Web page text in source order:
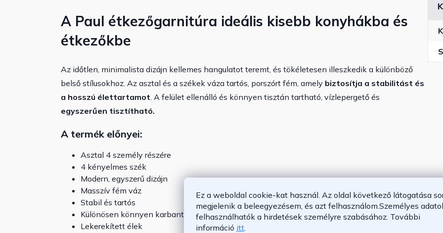
Ez a weboldal cookie-kat használ. Az oldal következő látogatása
megjelenik a beleegyezésem, és azt felhasználom.Személyes
felhasználhatók a hirdetések személyre szabásához. További
információ itt.
A Paul étkezőgarnitúra ideális kisebb konyhákba és
étkezőkbe
Az időtlen, minimalista dizájn kellemes hangulatot teremt, és tökéletesen illeszkedik a különböző
belső stílusokhoz. Az asztal és a székek váza tartós, porszórt fém, amely biztosítja a stabilitást és
a hosszú élettartamot. A felület ellenálló és könnyen tisztán tartható, vízlepergető és
egyszerűen tisztítható.
A termék előnyei:
Asztal 4 személy részére
4 kényelmes szék
Modern, egyszerű dizájn
Masszív fém váz
Stabil és tartós
Különösen könnyen karbantartható és vízlepergető
Lekerekített élek